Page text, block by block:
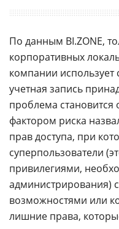
По данным BI.ZONE,
корпоративных
компании
учетная запись
проблема
фактором риска
прав доступа, при
суперпользователи
привилегиями,
администрирования)
возможностями или
лишние права,